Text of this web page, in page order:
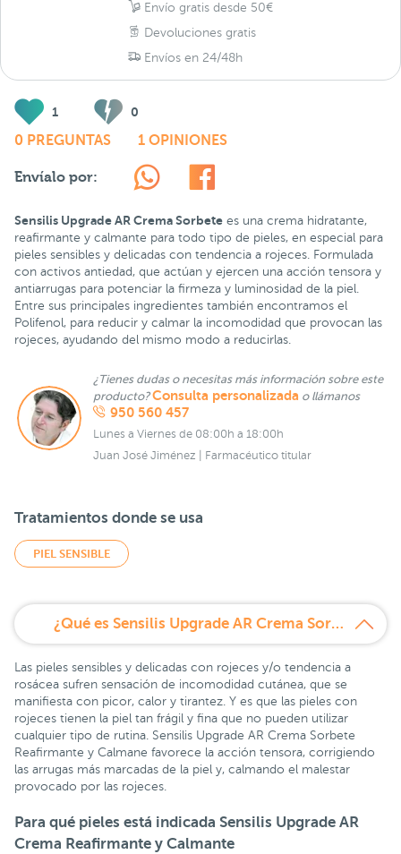
Envío gratis desde 50€
Devoluciones gratis
Envíos en 24/48h
1 0
0 PREGUNTAS 1 OPINIONES
Envíalo por:
Sensilis Upgrade AR Crema Sorbete es una crema hidratante,
reafirmante y calmante para todo tipo de pieles, en especial para
pieles sensibles y delicadas con tendencia a rojeces. Formulada
con activos antiedad, que actúan y ejercen una acción tensora y
antiarrugas para potenciar la firmeza y luminosidad de la piel.
Entre sus principales ingredientes también encontramos el
Polifenol, para reducir y calmar la incomodidad que provocan las
rojeces, ayudando del mismo modo a reducirlas.
¿Tienes dudas o necesitas más información sobre este
producto?Consulta personalizada o llámanos
950 560 457
Lunes a Viernes de 08:00h a 18:00h
Juan José Jiménez | Farmacéutico titular
Tratamientos donde se usa
PIEL SENSIBLE
¿Qué es Sensilis Upgrade AR Crema Sorbete 25 ml?
Las pieles sensibles y delicadas con rojeces y/o tendencia a
rosácea sufren sensación de incomodidad cutánea, que se
manifiesta con picor, calor y tirantez. Y es que las pieles con
rojeces tienen la piel tan frágil y fina que no pueden utilizar
cualquier tipo de rutina. Sensilis Upgrade AR Crema Sorbete
Reafirmante y Calmane favorece la acción tensora, corrigiendo
las arrugas más marcadas de la piel y, calmando el malestar
provocado por las rojeces.
Para qué pieles está indicada Sensilis Upgrade AR
Crema Reafirmante y Calmante